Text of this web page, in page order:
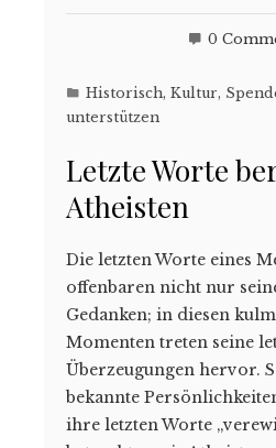
0
Historisch, Kultur,
unterstützen
Letzte Worte
Atheisten
Die letzten Worte eines
offenbaren nicht nur
Gedanken; in diesen
Momenten treten seine
Überzeugungen hervor.
bekannte
ihre letzten Worte